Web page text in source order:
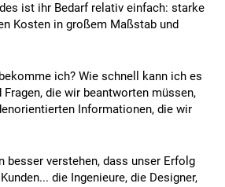
ist ihr Bedarf relativ einfach: starke
Kosten in großem Maßstab und
ich? Wie schnell kann ich es
Fragen, die wir beantworten müssen,
Informationen, die wir
besser verstehen, dass unser Erfolg
die Ingenieure, die Designer,